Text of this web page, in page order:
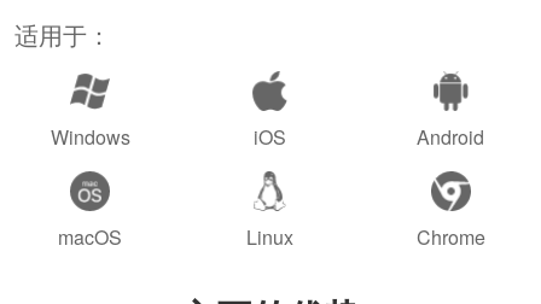
适用于：
Windows iOS Android
macOS Linux Chrome